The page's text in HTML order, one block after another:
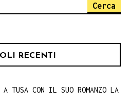
RECENTI
CON IL SUO ROMANZO LA